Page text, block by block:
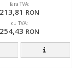
fara TVA:
213,81 RON
cu TVA:
254,43 RON